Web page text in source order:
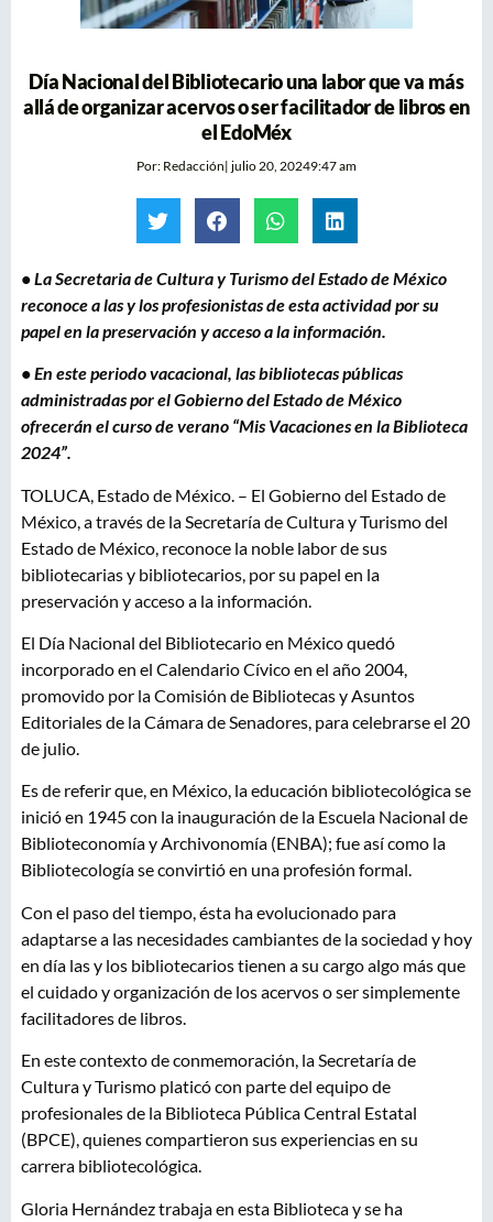
Día Nacional del Bibliotecario una labor que va más
allá de organizar acervos o ser facilitador de libros en
el EdoMéx
Por: Redacción| julio 20, 20249:47 am
• La Secretaria de Cultura y Turismo del Estado de México
reconoce a las y los profesionistas de esta actividad por su
papel en la preservación y acceso a la información.
• En este periodo vacacional, las bibliotecas públicas
administradas por el Gobierno del Estado de México
ofrecerán el curso de verano “Mis Vacaciones en la Biblioteca
2024”.
TOLUCA, Estado de México. – El Gobierno del Estado de
México, a través de la Secretaría de Cultura y Turismo del
Estado de México, reconoce la noble labor de sus
bibliotecarias y bibliotecarios, por su papel en la
preservación y acceso a la información.
El Día Nacional del Bibliotecario en México quedó
incorporado en el Calendario Cívico en el año 2004,
promovido por la Comisión de Bibliotecas y Asuntos
Editoriales de la Cámara de Senadores, para celebrarse el 20
de julio.
Es de referir que, en México, la educación bibliotecológica se
inició en 1945 con la inauguración de la Escuela Nacional de
Biblioteconomía y Archivonomía (ENBA); fue así como la
Bibliotecología se convirtió en una profesión formal.
Con el paso del tiempo, ésta ha evolucionado para
adaptarse a las necesidades cambiantes de la sociedad y hoy
en día las y los bibliotecarios tienen a su cargo algo más que
el cuidado y organización de los acervos o ser simplemente
facilitadores de libros.
En este contexto de conmemoración, la Secretaría de
Cultura y Turismo platicó con parte del equipo de
profesionales de la Biblioteca Pública Central Estatal
(BPCE), quienes compartieron sus experiencias en su
carrera bibliotecológica.
Gloria Hernández trabaja en esta Biblioteca y se ha